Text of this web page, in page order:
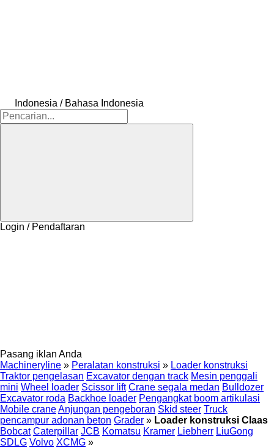
Indonesia / Bahasa Indonesia
Login / Pendaftaran
Pasang iklan Anda
Machineryline » Peralatan konstruksi » Loader konstruksi
Traktor pengelasan Excavator dengan track Mesin penggali
mini Wheel loader Scissor lift Crane segala medan Bulldozer
Excavator roda Backhoe loader Pengangkat boom artikulasi
Mobile craneAnjungan pengeboran Skid steer Truck
pencampur adonan beton Grader » Loader konstruksi Claas
Bobcat Caterpillar JCB Komatsu Kramer Liebherr LiuGong
SDLG Volvo XCMG »